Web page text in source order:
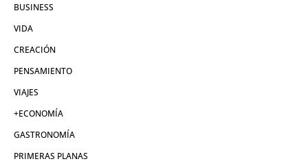
BUSINESS
VIDA
CREACIÓN
PENSAMIENTO
VIAJES
+ECONOMÍA
GASTRONOMÍA
PRIMERAS PLANAS